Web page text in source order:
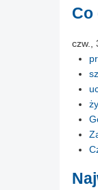
Co
czw.,